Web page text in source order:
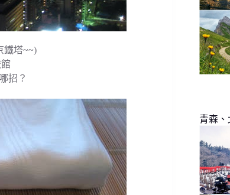
鐵塔~~)
招？
青森